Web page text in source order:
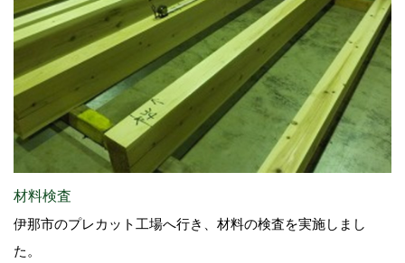
材料検査
伊那市のプレカット工場へ行き、材料の検査を実施しまし
た。